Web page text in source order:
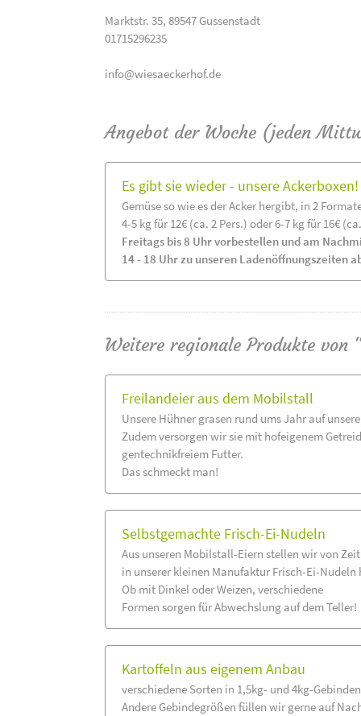
Marktstr. 35, 89547 Gussenstadt
01715296235
info@wiesaeckerhof.de
Angebot der Woche (jeden
Es gibt sie wieder - unsere Ackerboxen!
Gemüse so wie es der Acker hergibt, in 2
4-5 kg für 12€ (ca. 2 Pers.) oder 6-7 kg für 16€
Freitags bis 8 Uhr vorbestellen und am
14 - 18 Uhr zu unseren Ladenöffnungszeiten
Weitere regionale Produkte von
Freilandeier aus dem Mobilstall
Unsere Hühner grasen rund ums Jahr auf
Zudem versorgen wir sie mit hofeigenem
gentechnikfreiem Futter.
Das schmeckt man!
Selbstgemachte Frisch-Ei-Nudeln
Aus unseren Mobilstall-Eiern stellen wir von
in unserer kleinen Manufaktur Frisch-Ei-Nudeln
Ob mit Dinkel oder Weizen, verschiedene
Formen sorgen für Abwechslung auf dem Teller!
Kartoffeln aus eigenem Anbau
verschiedene Sorten in 1,5kg- und 4kg-
Andere Gebindegrößen füllen wir gerne auf